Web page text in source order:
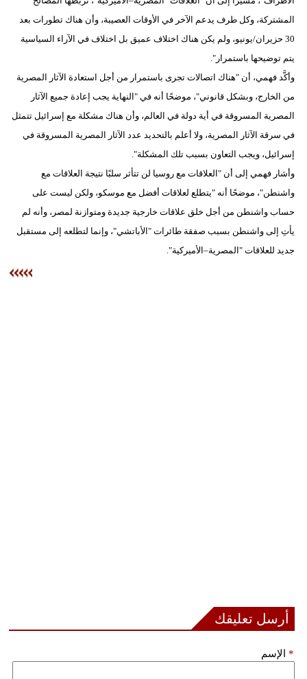
المشتركة، وكل طرف يدعم الآخر في الأوقات العصيبة، وأن هناك تطورات بعد
30 حزيران/يونيو، ولم يكن هناك اختلاف عميق بل اختلاف في الآراء السياسية
يتم توضيحها باستمرار".
وأكَّد فهمي، أن "هناك اتصالات تجرى باستمرار من أجل استعادة الآثار المصرية
من الخارج، وبشكل قانوني"، موضحًا أنه في "النهاية يجب إعادة جميع الآثار
المصرية المسروقة في أية دولة في العالم، وأن هناك مشكلة مع إسرائيل تتمثل
في سرقة الآثار المصرية، ولا أعلم بالتحديد عدد الآثار المصرية المسروقة في
إسرائيل، ويجب التعاون بسبب تلك المشكلة".
وأشار فهمي إلى أن "العلاقات مع روسيا لن تتأثر سلبًا نتيجة العلاقات مع
واشنطن"، موضحًا أنه "يتطلع لعلاقات أفضل مع موسكو، ولكن ليست على
حساب واشنطن من أجل خلق علاقات خارجية جديدة ومتوازنة لمصر، وأنه لم
يأتِ إلى واشنطن بسبب صفقة طائرات "الأباتشي"، وإنما لتطلعه إلى مستقبل
جديد للعلاقات "المصرية–الأميركية".
أرسل تعليقك
الإسم *